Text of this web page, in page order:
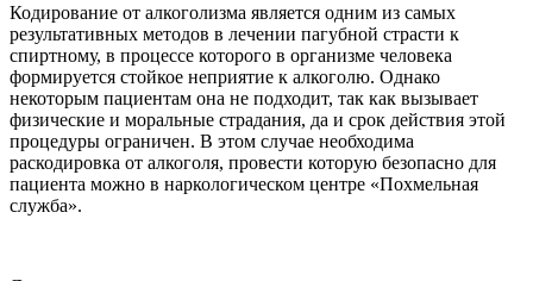
Кодирование от алкоголизма является одним из самых
результативных методов в лечении пагубной страсти к
спиртному, в процессе которого в организме человека
формируется стойкое неприятие к алкоголю. Однако
некоторым пациентам она не подходит, так как вызывает
физические и моральные страдания, да и срок действия этой
процедуры ограничен. В этом случае необходима
раскодировка от алкоголя, провести которую безопасно для
пациента можно в наркологическом центре «Похмельная
служба».